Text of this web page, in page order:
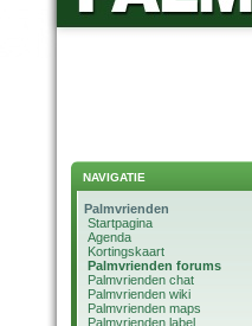
NAVIGATIE
Palmvrienden
Startpagina
Agenda
Kortingskaart
Palmvrienden forums
Palmvrienden chat
Palmvrienden wiki
Palmvrienden maps
Palmvrienden label